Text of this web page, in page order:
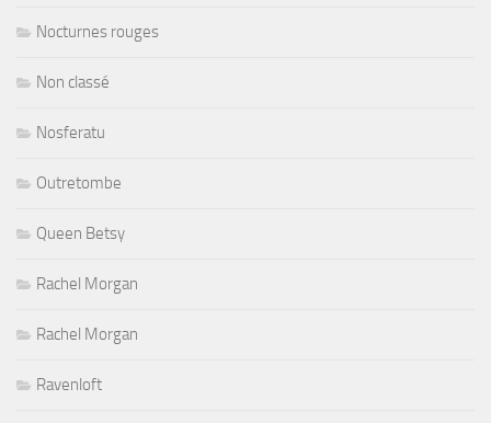
Nocturnes rouges
Non classé
Nosferatu
Outretombe
Queen Betsy
Rachel Morgan
Rachel Morgan
Ravenloft